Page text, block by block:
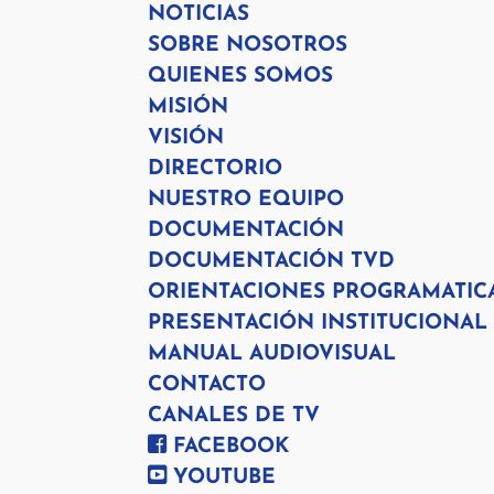
NOTICIAS
SOBRE NOSOTROS
QUIENES SOMOS
MISIÓN
VISIÓN
DIRECTORIO
NUESTRO EQUIPO
DOCUMENTACIÓN
DOCUMENTACIÓN TVD
ORIENTACIONES
PRESENTACIÓN INSTITUCIONAL
MANUAL AUDIOVISUAL
CONTACTO
CANALES DE TV
FACEBOOK
YOUTUBE